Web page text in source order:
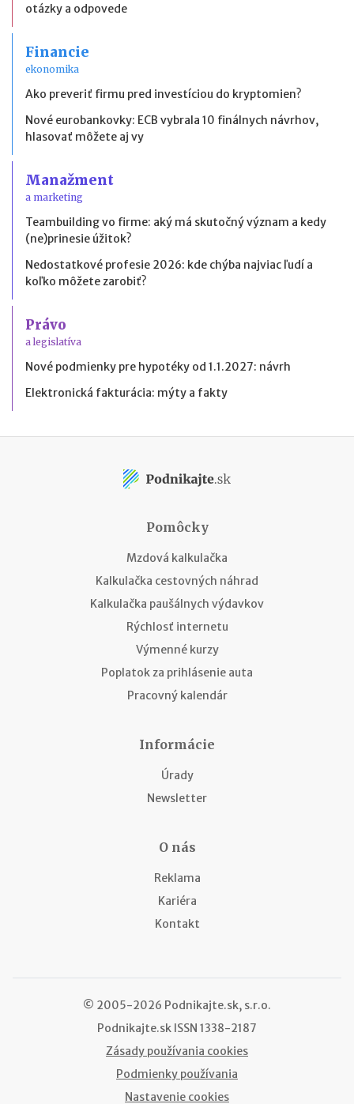
otázky a odpovede
Financie
ekonomika
Ako preveriť firmu pred investíciou do kryptomien?
Nové eurobankovky: ECB vybrala 10 finálnych návrhov,
hlasovať môžete aj vy
Manažment
a marketing
Teambuilding vo firme: aký má skutočný význam a kedy
(ne)prinesie úžitok?
Nedostatkové profesie 2026: kde chýba najviac ľudí a
koľko môžete zarobiť?
Právo
a legislatíva
Nové podmienky pre hypotéky od 1.1.2027: návrh
Elektronická fakturácia: mýty a fakty
Pomôcky
Mzdová kalkulačka
Kalkulačka cestovných náhrad
Kalkulačka paušálnych výdavkov
Rýchlosť internetu
Výmenné kurzy
Poplatok za prihlásenie auta
Pracovný kalendár
Informácie
Úrady
Newsletter
O nás
Reklama
Kariéra
Kontakt
© 2005-2026 Podnikajte.sk, s.r.o.
Podnikajte.sk ISSN 1338-2187
Zásady používania cookies
Podmienky používania
Nastavenie cookies